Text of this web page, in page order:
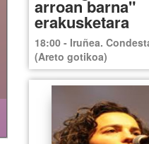
arroan barna"
erakusketara
18:00 - Iruñea.
(Areto gotikoa)